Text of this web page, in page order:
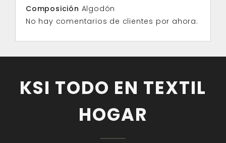
Composición Algodón
No hay comentarios de clientes por ahora.
KSI TODO EN TEXTIL
HOGAR